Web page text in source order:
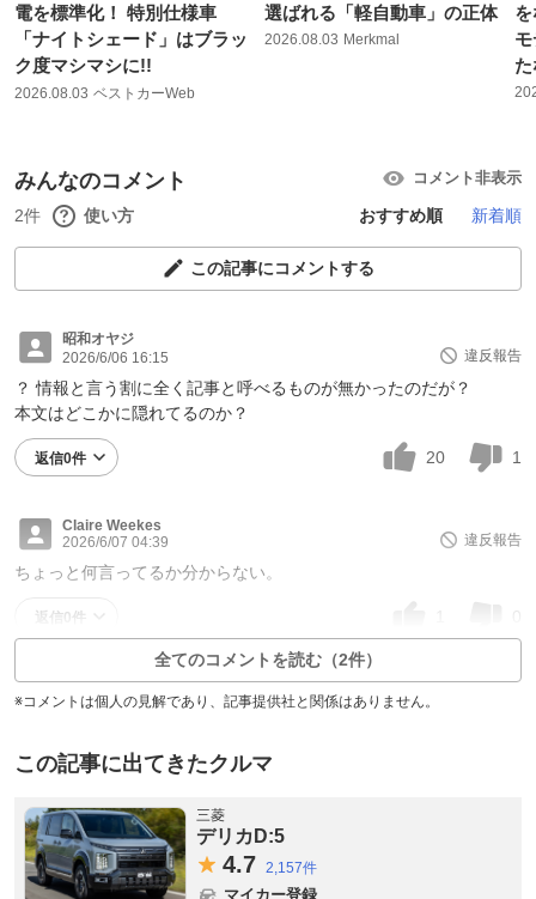
電を標準化！ 特別仕様車
「ナイトシェード」はブラッ
ク度マシマシに!!
2026.08.03 ベストカーWeb
選ばれる「軽自動車」の正体
2026.08.03 Merkmal
みんなのコメント コメント非表示
2件 使い方 おすすめ順 新着順
この記事にコメントする
昭和オヤジ
2026/6/06 16:15
違反報告
？ 情報と言う割に全く記事と呼べるものが無かったのだが？
本文はどこかに隠れてるのか？
返信0件 20 1
Claire Weekes
2026/6/07 04:39
違反報告
ちょっと何言ってるか分からない。
返信0件
全てのコメントを読む（2件）
※コメントは個人の見解であり、記事提供社と関係はありません。
この記事に出てきたクルマ
三菱
デリカD:5
4.7 2,157件
マイカー登録